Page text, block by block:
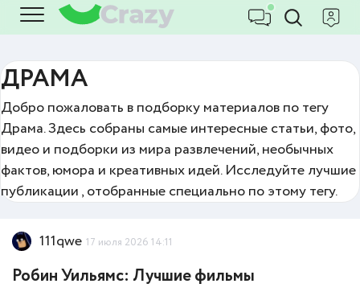
ДРАМА
Добро пожаловать в подборку материалов по тегу
Драма. Здесь собраны самые интересные статьи, фото,
видео и подборки из мира развлечений, необычных
фактов, юмора и креативных идей. Исследуйте лучшие
публикации , отобранные специально по этому тегу.
111qwe 17 июля 2026 14:11
Робин Уильямс: Лучшие фильмы